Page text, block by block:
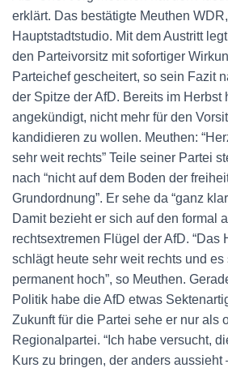
erklärt. Das bestätigte Meuthen
Hauptstadtstudio. Mit dem Austritt
den Parteivorsitz mit sofortiger
Parteichef gescheitert, so sein Fazit
der Spitze der AfD. Bereits im Herbst
angekündigt, nicht mehr für den
kandidieren zu wollen. Meuthen:
sehr weit rechts” Teile seiner Partei
nach “nicht auf dem Boden der
Grundordnung”. Er sehe da “ganz
Damit bezieht er sich auf den formal
rechtsextremen Flügel der AfD. “Das
schlägt heute sehr weit rechts und
permanent hoch”, so Meuthen.
Politik habe die AfD etwas
Zukunft für die Partei sehe er nur als
Regionalpartei. “Ich habe versucht,
Kurs zu bringen, der anders aussieht